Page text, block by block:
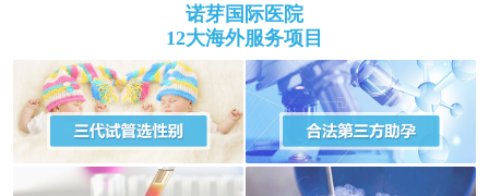
诺芽国际医院
12大海外服务项目